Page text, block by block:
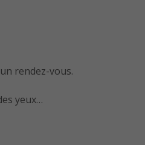
rendez-vous.
yeux…